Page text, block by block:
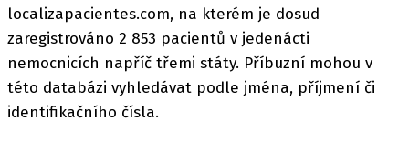
localizapacientes.com, na kterém je dosud
zaregistrováno 2 853 pacientů v jedenácti
nemocnicích napříč třemi státy. Příbuzní mohou v
této databázi vyhledávat podle jména, příjmení či
identifikačního čísla.